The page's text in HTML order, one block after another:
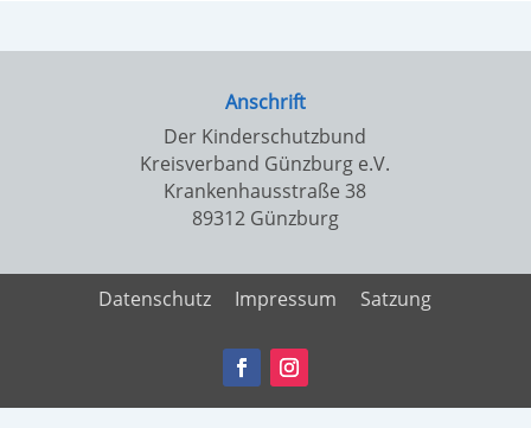
Anschrift
Der Kinderschutzbund
Kreisverband Günzburg e.V.
Krankenhausstraße 38
89312 Günzburg
Datenschutz Impressum Satzung